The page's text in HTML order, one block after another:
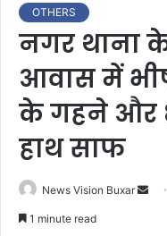
OTHERS
नगर थाना
आवास में
के गहने और
हाथ साफ
News Vision Buxar
1 minute read